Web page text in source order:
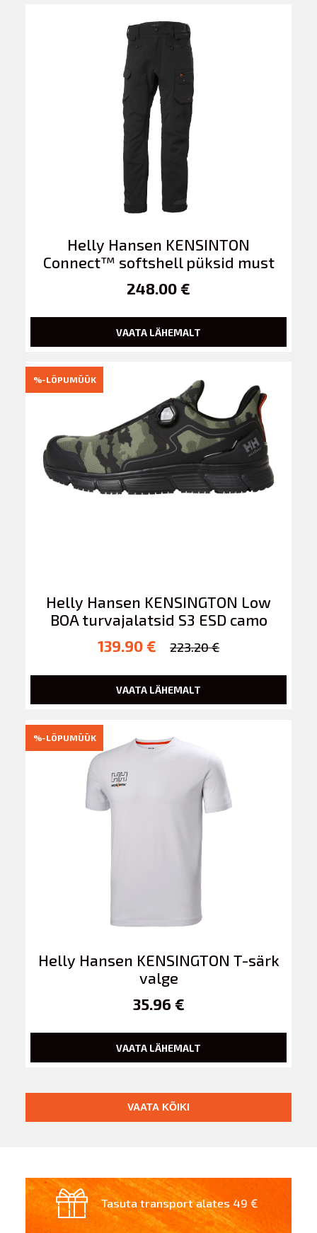
Helly Hansen KENSINTON
Connect™ softshell püksid must
248.00 €
VAATA LÄHEMALT
%-LÕPUMÜÜK
Helly Hansen KENSINGTON Low
BOA turvajalatsid S3 ESD camo
139.90 €
223.20 €
VAATA LÄHEMALT
%-LÕPUMÜÜK
Helly Hansen KENSINGTON T-särk
valge
35.96 €
VAATA LÄHEMALT
VAATA KÕIKI
Tasuta transport alates 49 €